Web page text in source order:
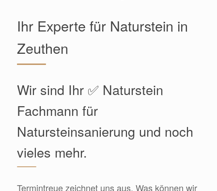
Ihr Experte für Naturstein in
Zeuthen
Wir sind Ihr ✅ Naturstein
Fachmann für
Natursteinsanierung und noch
vieles mehr.
Termintreue zeichnet uns aus. Was können wir